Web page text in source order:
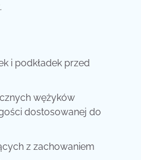
i podkładek przed
wężyków
dostosowanej do
z zachowaniem